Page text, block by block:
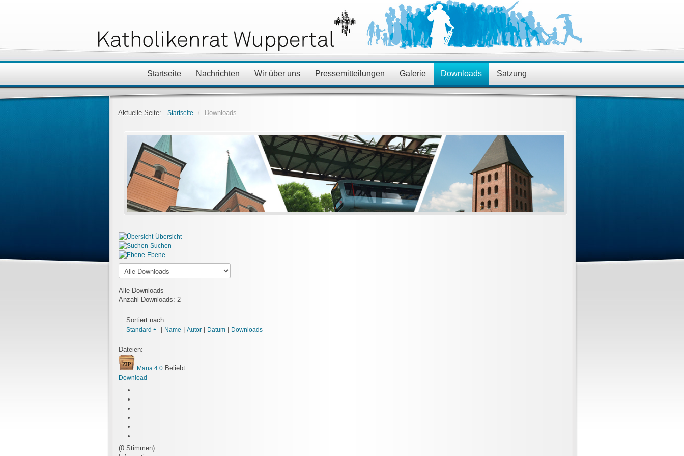
Startseite Nachrichten Wir über uns Pressemitteilungen Galerie Downloads Satzung
Aktuelle Seite: Startseite / Downloads
Übersicht
Suchen
Ebene
Alle Downloads
Anzahl Downloads: 2
Sortiert nach:
Standard Name Autor Datum Downloads
Dateien:
Maria 4.0 Beliebt
Download
(0 Stimmen)